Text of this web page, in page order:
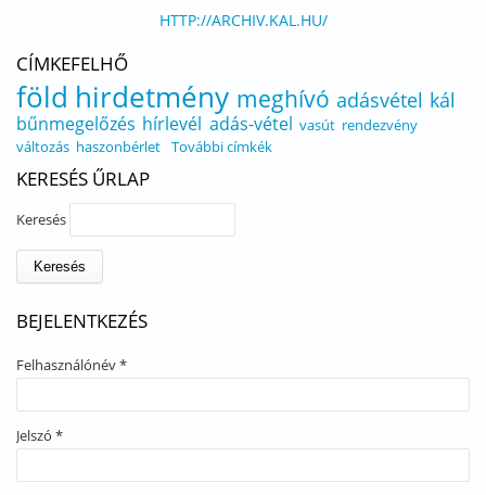
HTTP://ARCHIV.KAL.HU/
CÍMKEFELHŐ
föld hirdetmény meghívó adásvétel kál
bűnmegelőzés hírlevél adás-vétel vasút rendezvény
változás haszonbérlet További címkék
KERESÉS ŰRLAP
Keresés
BEJELENTKEZÉS
Felhasználónév*
Jelszó *